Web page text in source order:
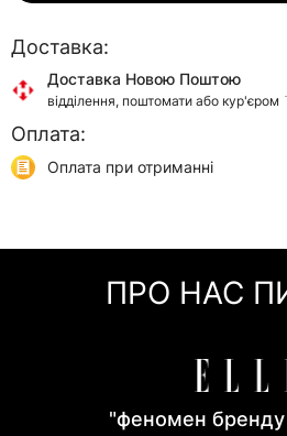
Доставка:
Доставка Новою Поштою
відділення, поштомати або кур'єром
Доставка Укр Поштою
Оплата:
Оплата при отриманні
Покупка частинами (Моно Банк)
ПРО НАС
"феномен